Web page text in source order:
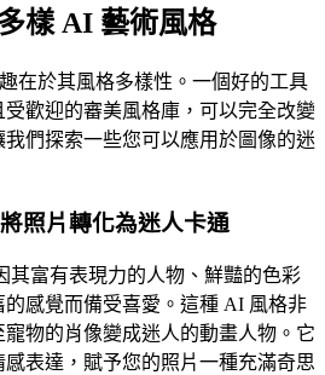
樣 AI 藝術風格
在於其風格多樣性。一個好的工具
歡迎的審美風格庫，可以完全改變
們探索一些您可以應用於圖像的迷
照片轉化為迷人卡通
其富有表現力的人物、鮮豔的色彩
感覺而備受喜愛。這種 AI 風格非
物的肖像變成迷人的動畫人物。它
表達，賦予您的照片一種充滿奇思